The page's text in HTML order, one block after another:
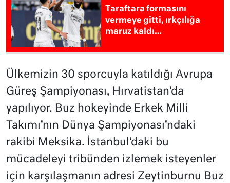
Taraftara formasını
vermeye gitti, ırkçılığa
maruz kaldı…
Ülkemizin 30 sporcuyla katıldığı Avrupa
Güreş Şampiyonası, Hırvatistan’da
yapılıyor. Buz hokeyinde Erkek Milli
Takımı’nın Dünya Şampiyonası’ndaki
rakibi Meksika. İstanbul’daki bu
mücadeleyi tribünden izlemek isteyenler
için karşılaşmanın adresi Zeytinburnu Buz